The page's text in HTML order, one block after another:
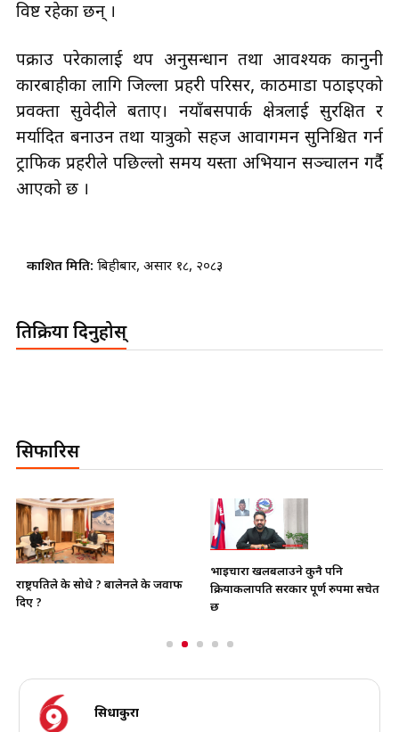
विष्ट रहेका छन् ।
पक्राउ परेकालाई थप अनुसन्धान तथा आवश्यक कानुनी
कारबाहीका लागि जिल्ला प्रहरी परिसर, काठमाडौँ पठाइएको
प्रवक्ता सुवेदीले बताए। नयाँबसपार्क क्षेत्रलाई सुरक्षित र
मर्यादित बनाउन तथा यात्रुको सहज आवागमन सुनिश्चित गर्न
ट्राफिक प्रहरीले पछिल्लो समय यस्ता अभियान सञ्चालन गर्दै
आएको छ ।
प्रकाशित मिति: बिहीबार, असार १८, २०८३
प्रतिक्रिया दिनुहोस्
सिफारिस
राष्ट्रपतिले के सोधे ? बालेनले के जवाफ
दिए ?
भाइचारा खलबलाउने कुनै पनि
क्रियाकलापप्रति सरकार पूर्ण रुपमा सचेत
छ
सिधाकुरा